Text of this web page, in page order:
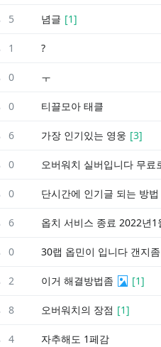
5 념글 [1]
1 ?
0 ㅜ
0 티끌모아 태클
6 가장 인기있는 영웅 [3]
0
0 단시간에 인기글 되는 방법
6 옵치 서비스 종료 2022년1
0 30랩 옵민이 입니다 갠지
2 이거 해결방법좀 [1]
8 오버워치의 장점 [1]
4 자추해도 1페감